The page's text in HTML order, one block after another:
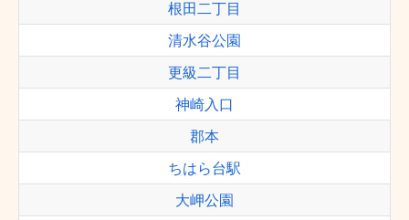
根田二丁目
清水谷公園
更級二丁目
神崎入口
郡本
ちはら台駅
大岬公園